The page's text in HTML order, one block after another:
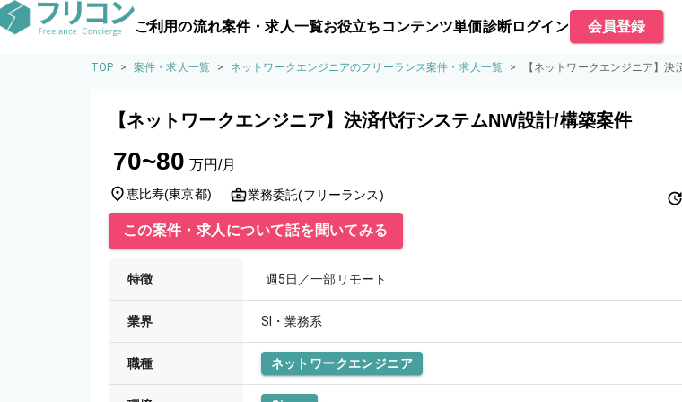
ご利用の流れ案件・求人一覧お役立ちコンテンツ単価診断ログイン 会員登録
TOP > 案件・求人一覧 > ネットワークエンジニアのフリーランス案件・求人一覧 > 【ネットワークエンジニア】
【ネットワークエンジニア】決済代行システムNW設計/構築案件
70~80 万円/月
恵比寿(東京都) 業務委託(フリーランス)
この案件・求人について話を聞いてみる
特徴 週5日／一部リモート
業界 SI・業務系
職種 ネットワークエンジニア